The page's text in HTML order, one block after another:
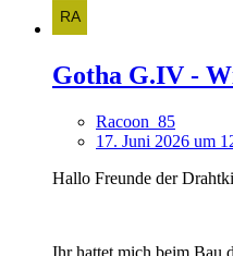
Gotha G.IV -
Racoon_85
17. Juni 2026 um
Hallo Freunde der
Ihr hattet mich beim Bau